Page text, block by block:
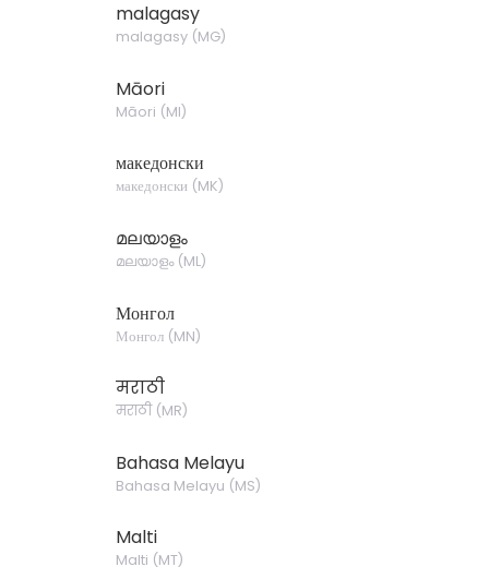
malagasy
malagasy(MG)
Māori
Māori (MI)
македонски
македонски (MK)
മലയാളം
മലയാളം(ML)
Монгол
Монгол(MN)
मराठी
मराठी(MR)
Bahasa Melayu
Bahasa Melayu (MS)
Malti
Malti (MT)